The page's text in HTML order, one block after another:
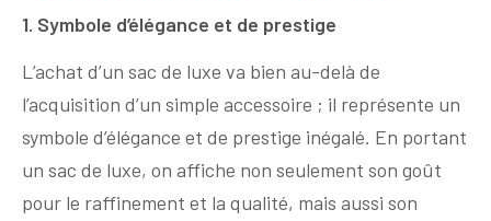
1. Symbole d’élégance et de prestige
L’achat d’un sac de luxe va bien au-delà de
l’acquisition d’un simple accessoire ; il représente un
symbole d’élégance et de prestige inégalé. En portant
un sac de luxe, on affiche non seulement son goût
pour le raffinement et la qualité, mais aussi son